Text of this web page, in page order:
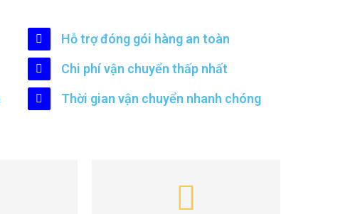
Hỗ trợ đóng gói hàng an toàn
Chi phí vận chuyển thấp nhất
Thời gian vận chuyển nhanh chóng